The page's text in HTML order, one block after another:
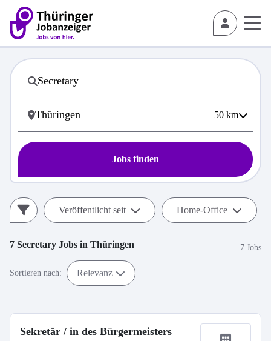
50 km
Jobs finden
Veröffentlicht seit Home-Office
7 Secretary Jobs in Thüringen 7 Jobs
Sortieren nach: Relevanz
Sekretär / in des Bürgermeisters